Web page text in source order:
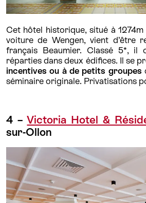
Cet hôtel historique, situé à
voiture de Wengen, vient d’être
français Beaumier. Classé 5*,
réparties dans deux édifices. Il se
incentives ou à de petits groupes
séminaire originale. Privatisations
4 –Victoria Hotel &
sur-Ollon